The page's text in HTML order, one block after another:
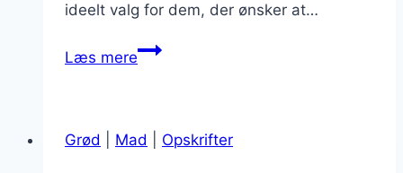
ideelt valg for dem, der ønsker at…
Læs mereChiagrød
fyldt
Grød Mad Opskrifter